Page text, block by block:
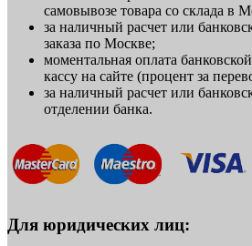
самовывозе товара со склада в
за наличный расчет или
заказа по Москве;
моментальная оплата
кассу на сайте (процент за
за наличный расчет или
отделении банка.
Для юридических лиц: